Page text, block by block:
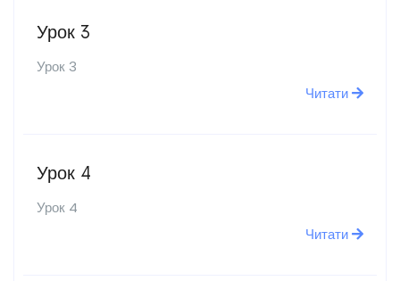
Урок 3
Урок 3
Читати
Урок 4
Урок 4
Читати